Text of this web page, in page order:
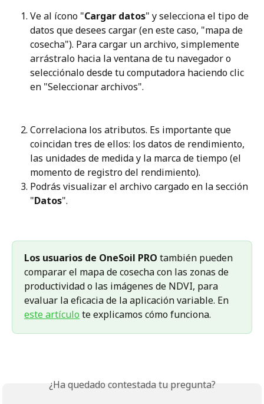
Ve al ícono "Cargar datos" y selecciona el tipo de
datos que desees cargar (en este caso, "mapa de
cosecha"). Para cargar un archivo, simplemente
arrástralo hacia la ventana de tu navegador o
selecciónalo desde tu computadora haciendo clic
en "Seleccionar archivos".
Correlaciona los atributos. Es importante que
coincidan tres de ellos: los datos de rendimiento,
las unidades de medida y la marca de tiempo (el
momento de registro del rendimiento).
Podrás visualizar el archivo cargado en la sección
"Datos".
Los usuarios de OneSoil PRO también pueden
comparar el mapa de cosecha con las zonas de
productividad o las imágenes de NDVI, para
evaluar la eficacia de la aplicación variable. En
este artículo te explicamos cómo funciona.
¿Ha quedado contestada tu pregunta?